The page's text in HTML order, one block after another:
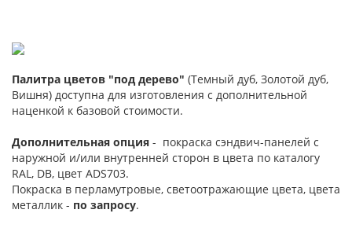
Палитра цветов "под дерево" (Темный дуб, Золотой дуб,
Вишня) доступна для изготовления с дополнительной
наценкой к базовой стоимости.
Дополнительная опция - покраска сэндвич-панелей с
наружной и/или внутренней сторон в цвета по каталогу
RAL, DB, цвет ADS703.
Покраска в перламутровые, светоотражающие цвета, цвета
металлик - по запросу.